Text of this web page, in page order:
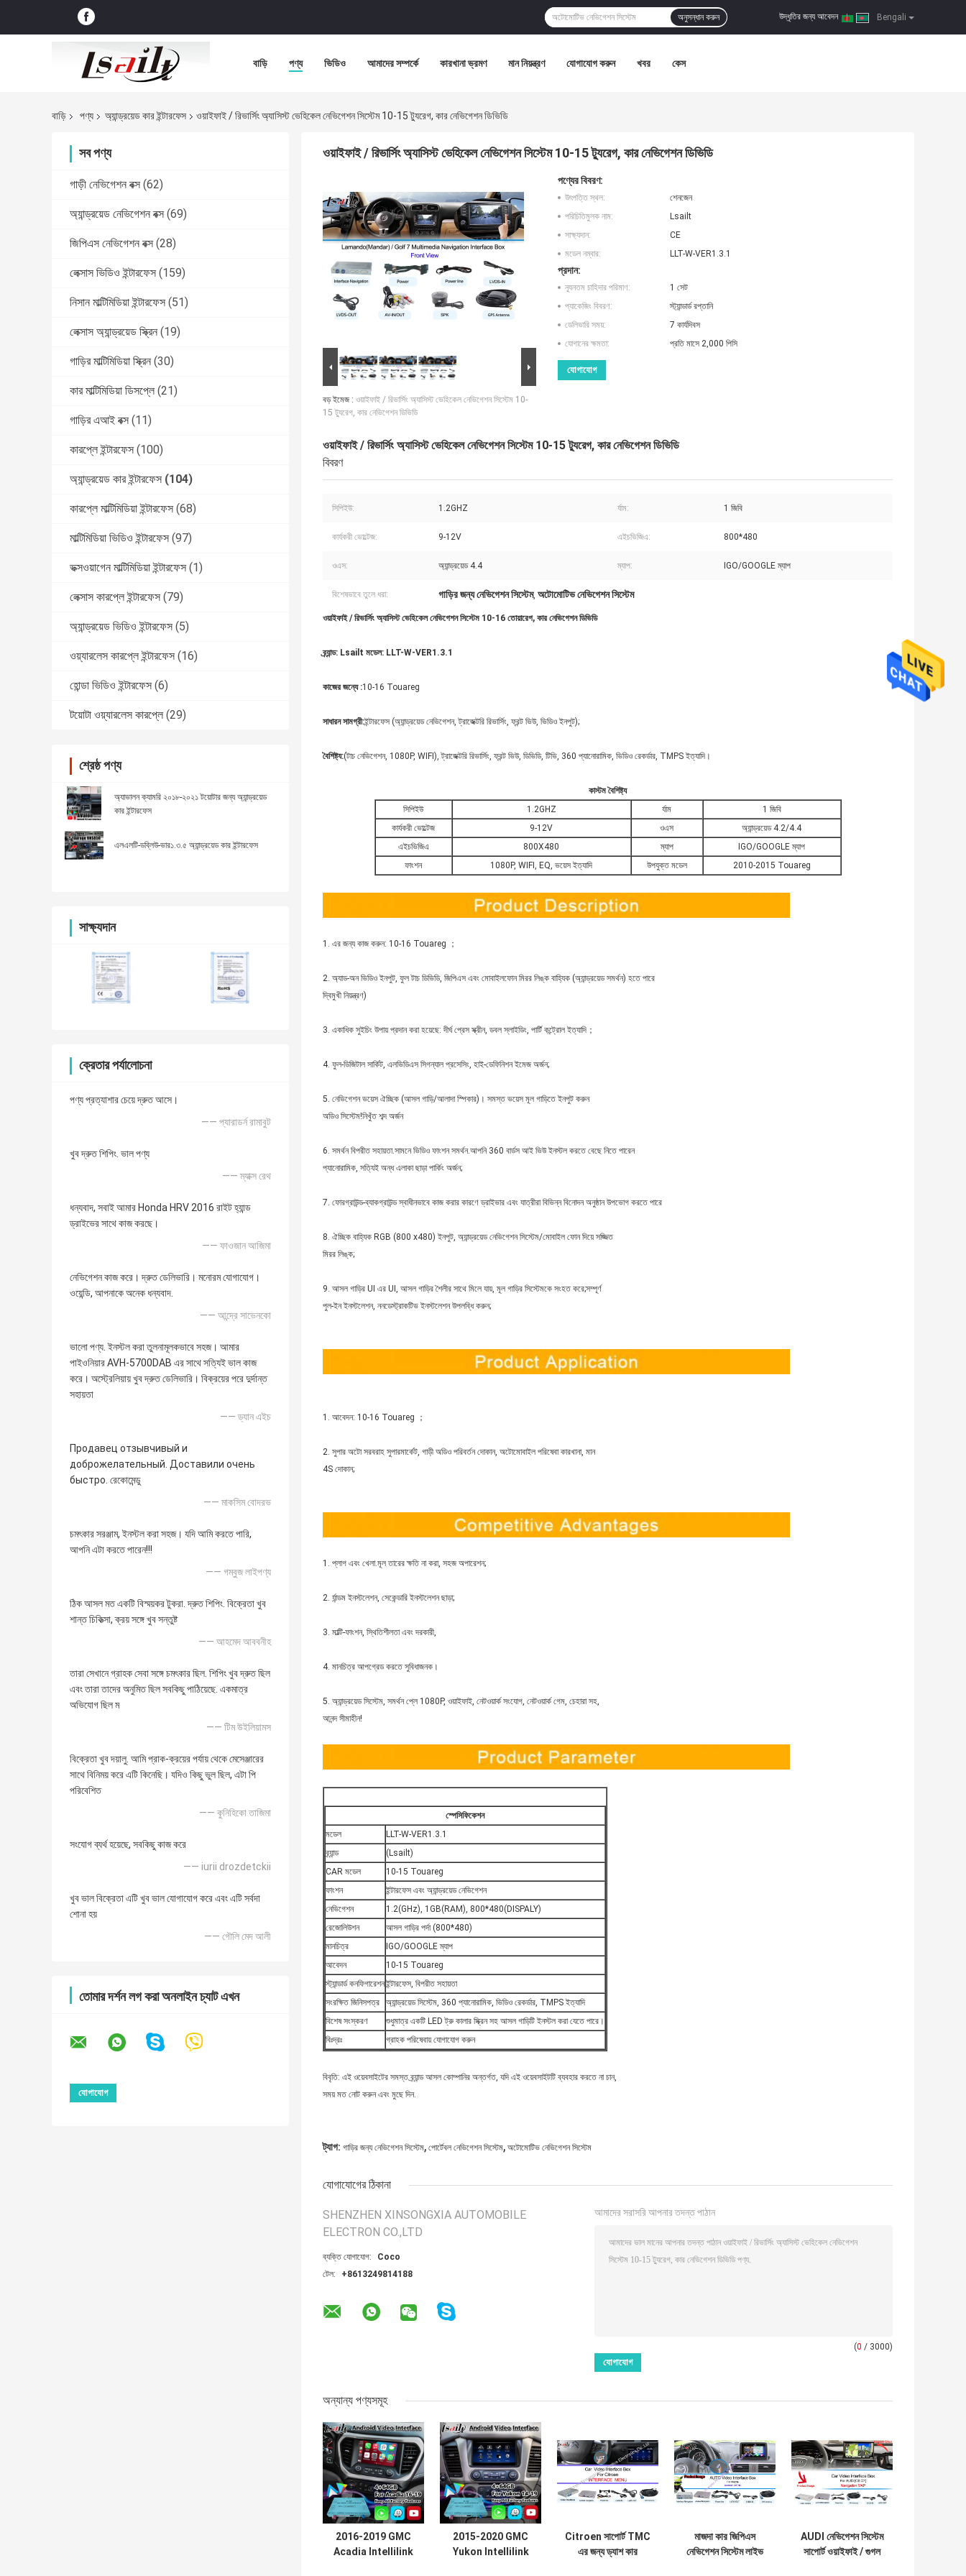
Bengali
উদ্ধৃতির জন্য আবেদন |
অনুসন্ধান করুন
বাড়ি পণ্য ভিডিও আমাদের সম্পর্কে কারখানা ভ্রমণ মান নিয়ন্ত্রণ যোগাযোগ করুন খবর কেস
বাড়ি পণ্য অ্যান্ড্রয়েড কার ইন্টারফেস ওয়াইফাই / রিভার্সিং অ্যাসিস্ট ভেহিকেল নেভিগেশন সিস্টেম 10-15 ট্যুরেগ, কার নেভিগেশন ডিভিডি
সব পণ্য
গাড়ী নেভিগেশন বক্স (62)
অ্যান্ড্রয়েড নেভিগেশন বক্স (69)
জিপিএস নেভিগেশন বক্স (28)
লেক্সাস ভিডিও ইন্টারফেস (159)
নিসান মাল্টিমিডিয়া ইন্টারফেস (51)
লেক্সাস অ্যান্ড্রয়েড স্ক্রিন (19)
গাড়ির মাল্টিমিডিয়া স্ক্রিন (30)
কার মাল্টিমিডিয়া ডিসপ্লে (21)
গাড়ির এআই বক্স (11)
কারপ্লে ইন্টারফেস (100)
অ্যান্ড্রয়েড কার ইন্টারফেস (104)
কারপ্লে মাল্টিমিডিয়া ইন্টারফেস (68)
মাল্টিমিডিয়া ভিডিও ইন্টারফেস (97)
ভক্সওয়াগেন মাল্টিমিডিয়া ইন্টারফেস (1)
লেক্সাস কারপ্লে ইন্টারফেস (79)
অ্যান্ড্রয়েড ভিডিও ইন্টারফেস (5)
ওয়্যারলেস কারপ্লে ইন্টারফেস (16)
হোন্ডা ভিডিও ইন্টারফেস (6)
টয়োটা ওয়্যারলেস কারপ্লে (29)
শ্রেষ্ঠ পণ্য
অ্যাভালন ক্যামরি ২০১৮-২০২১ টয়োটার জন্য অ্যান্ড্রয়েড
কার ইন্টারফেস
এলএলটি-ডব্লিউ-ভার১.৩.৫ অ্যান্ড্রয়েড কার ইন্টারফেস
সাক্ষ্যদান
ক্রেতার পর্যালোচনা
পণ্য প্রত্যাশার চেয়ে দ্রুত আসে।
—— প্যারাডর্ন রামাবুট
খুব দ্রুত শিপিং. ভাল পণ্য
—— ম্যাক্স রেথ
ধন্যবাদ, সবাই আমার Honda HRV 2016 রাইট হ্যান্ড
ড্রাইভের সাথে কাজ করছে।
—— ফাওজান আজিমা
নেভিগেশন কাজ করে। দ্রুত ডেলিভারি। মনোরম যোগাযোগ।
ওয়েন্ডি, আপনাকে অনেক ধন্যবাদ.
—— আন্দ্রে সাভেনকো
ভালো পণ্য. ইনস্টল করা তুলনামূলকভাবে সহজ। আমার
পাইওনিয়ার AVH-5700DAB এর সাথে সত্যিই ভাল কাজ
করে। অস্ট্রেলিয়ায় খুব দ্রুত ডেলিভারি। বিক্রয়ের পরে দুর্দান্ত
সহায়তা
—— ড্যান এইচ
Продавец отзывчивый и
доброжелательный. Доставили очень
быстро. রেকোমেন্ডু
—— মাকসিম বোদরভ
চমৎকার সরঞ্জাম, ইনস্টল করা সহজ। যদি আমি করতে পারি,
আপনি এটা করতে পারেন!!!
—— গম্বুজ লাইপণ্য
ঠিক আসল মত একটি বিস্ময়কর টুকরা. দ্রুত শিপিং. বিক্রেতা খুব
শান্ত চিকিত্সা, ক্রয় সঙ্গে খুব সন্তুষ্ট
—— আহমেদ আববনীহ
তারা সেখানে গ্রাহক সেবা সঙ্গে চমৎকার ছিল. শিপিং খুব দ্রুত ছিল
এবং তারা তাদের অনুমিত ছিল সবকিছু পাঠিয়েছে. একমাত্র
অভিযোগ ছিল ম
—— টিম উইলিয়ামস
বিক্রেতা খুব দয়ালু. আমি প্রাক-ক্রয়ের পর্যায় থেকে মেসেঞ্জারের
সাথে বিনিময় করে এটি কিনেছি। যদিও কিছু ভুল ছিল, এটা পি
পরিবেশিত
—— কুনিহিকো তাজিমা
সংযোগ ব্যর্থ হয়েছে, সবকিছু কাজ করে
—— iurii drozdetckii
খুব ভাল বিক্রেতা এটি খুব ভাল যোগাযোগ করে এবং এটি সর্বদা
শোনা হয়
—— গৌলি মেদ আলী
তোমার দর্শন লগ করা অনলাইন চ্যাট এখন
ওয়াইফাই / রিভার্সিং অ্যাসিস্ট ভেহিকেল নেভিগেশন সিস্টেম 10-15 ট্যুরেগ, কার নেভিগেশন ডিভিডি
বড় ইমেজ : ওয়াইফাই / রিভার্সিং অ্যাসিস্ট ভেহিকেল নেভিগেশন সিস্টেম 10-
15 ট্যুরেগ, কার নেভিগেশন ডিভিডি
পণ্যের বিবরণ:
উৎপত্তি স্থল:
শেনজেন
পরিচিতিমুলক নাম:
Lsailt
সাক্ষ্যদান:
CE
মডেল নম্বার:
LLT-W-VER1.3.1
প্রদান:
ন্যূনতম চাহিদার পরিমাণ:
1 সেট
প্যাকেজিং বিবরণ:
স্ট্যান্ডার্ড রপ্তানি
ডেলিভারি সময়:
7 কার্যদিবস
যোগানের ক্ষমতা:
প্রতি মাসে 2,000 পিসি
যোগাযোগ
ওয়াইফাই / রিভার্সিং অ্যাসিস্ট ভেহিকেল নেভিগেশন সিস্টেম 10-15 ট্যুরেগ, কার নেভিগেশন ডিভিডি
বিবরণ
সিপিইউ: 1.2GHZ র্যাম: 1 জিবি
কার্যকরী ভোল্টেজ: 9-12V এইচভিজিএ: 800*480
ওএস: অ্যান্ড্রয়েড 4.4 ম্যাপ: IGO/GOOGLE ম্যাপ
বিশেষভাবে তুলে ধরা: গাড়ির জন্য নেভিগেশন সিস্টেম, অটোমোটিভ নেভিগেশন সিস্টেম
ওয়াইফাই / রিভার্সিং অ্যাসিস্ট ভেহিকেল নেভিগেশন সিস্টেম 10-16 তোয়ারেগ, কার নেভিগেশন ডিভিডি
ব্র্যান্ড: Lsailt মডেল: LLT-W-VER1.3.1
কাজের জন্যে :10-16 Touareg
সাধারন সামগ্রী:ইন্টারফেস (অ্যান্ড্রয়েড নেভিগেশন, ট্রাজেক্টরি রিভার্সিং, ফ্রন্ট ভিউ, ভিডিও ইনপুট);
বৈশিষ্ট্য:(টাচ নেভিগেশন, 1080P, WIFI), ট্রাজেক্টরি রিভার্সিং, ফ্রন্ট ভিউ, ডিভিডি, টিভি, 360 প্যানোরামিক, ভিডিও রেকর্ডার, TMPS ইত্যাদি।
কাস্টম বৈশিষ্ট্য
সিপিইউ
1.2GHZ র্যাম
1 জিবি
কার্যকরী ভোল্টেজ
9-12V ওএস
অ্যান্ড্রয়েড 4.2/4.4
এইচভিজিএ
800X480 ম্যাপ
IGO/GOOGLE ম্যাপ
ফাংশন
1080P, WIFI, EQ, ভয়েস ইত্যাদি উপযুক্ত মডেল 2010-2015 Touareg
1. এর জন্য কাজ করুন: 10-16 Touareg ；
2. অ্যাড-অন ভিডিও ইনপুট, ফুল টাচ ডিভিডি, জিপিএস এবং মোবাইলফোন মিরর লিঙ্ক বাহ্যিক (অ্যান্ড্রয়েড সমর্থন) হতে পারে
দ্বিমুখী নিয়ন্ত্রণ)
3. একাধিক সুইচিং উপায় প্রদান করা হয়েছে: দীর্ঘ প্রেস স্ক্রীন, ডবল স্লাইডিং, পার্টি কন্ট্রোল ইত্যাদি；
4. ফুল-ডিজিটাল সার্কিট, এলভিডিএস সিগন্যাল প্রসেসিং, হাই-ডেফিনিশন ইমেজ অর্জন;
5. নেভিগেশন ভয়েস ঐচ্ছিক (আসল গাড়ি/আলাদা স্পিকার)। সমস্ত ভয়েস মূল গাড়িতে ইনপুট করুন
অডিও সিস্টেম!নিখুঁত শব্দ অর্জন
6. সমর্থন বিপরীত সহায়তা.সামনে ভিডিও ফাংশন সমর্থন.আপনি 360 বার্ডস আই ভিউ ইনস্টল করতে বেছে নিতে পারেন
প্যানোরামিক, সত্যিই অন্ধ এলাকা ছাড়া পার্কিং অর্জন;
7. ফোরগ্রাউন্ড-ব্যাকগ্রাউন্ড স্বাধীনভাবে কাজ করার কারণে ড্রাইভার এবং যাত্রীরা বিভিন্ন বিনোদন অনুষ্ঠান উপভোগ করতে পারে
8. ঐচ্ছিক বাহ্যিক RGB (800 x480) ইনপুট, অ্যান্ড্রয়েড নেভিগেশন সিস্টেম/মোবাইল ফোন দিয়ে সজ্জিত
মিরর লিঙ্ক;
9. আসল গাড়ির UI এর UI, আসল গাড়ির শৈলীর সাথে মিলে যায়, মূল গাড়ির সিস্টেমকে সংহত করে;সম্পূর্ণ
পুল-ইন ইনস্টলেশন, ননডেস্ট্রাকটিভ ইনস্টলেশন উপলব্ধি করুন;
1. আবেদন: 10-16 Touareg ；
2. সুপার অটো সরবরাহ সুপারমার্কেট, গাড়ী অডিও পরিবর্তন দোকান, অটোমোবাইল পরিষেবা কারখানা, মান
4S দোকান;
1. প্লাগ এবং খেলা.মূল তারের ক্ষতি না করা, সহজ অপারেশন;
2. র্যান্ডম ইনস্টলেশন, সেকেন্ডারি ইনস্টলেশন ছাড়া;
3. মাল্টি-ফাংশন, স্থিতিশীলতা এবং দরকারী,
4. মানচিত্র আপগ্রেড করতে সুবিধাজনক।
5. অ্যান্ড্রয়েড সিস্টেম, সমর্থন প্লে 1080P, ওয়াইফাই, নেটওয়ার্ক সংযোগ, নেটওয়ার্ক গেম, চেহারা সহ,
আনন্দ সীমাহীন!
স্পেসিফিকেশন
মডেল
LLT-W-VER1.3.1
ব্র্যান্ড
(Lsailt)
CAR মডেল
10-15 Touareg
ফাংশন
ইন্টারফেস এবং অ্যান্ড্রয়েড নেভিগেশন
নেভিগেশন
1.2(GHz), 1GB(RAM), 800*480(DISPALY)
রেজোলিউশন
আসল গাড়ির পর্দা (800*480)
মানচিত্র
IGO/GOOGLE ম্যাপ
আবেদন
10-15 Touareg
স্ট্যান্ডার্ড কনফিগারেশনইন্টারফেস, বিপরীত সহায়তা
সংরক্ষিত জিনিসপত্র
অ্যান্ড্রয়েড সিস্টেম, 360 প্যানোরামিক, ভিডিও রেকর্ডার, TMPS ইত্যাদি
বিশেষ সংস্করণ
শুধুমাত্র একটি LED ট্রু কালার স্ক্রিন সহ আসল গাড়িটি ইনস্টল করা যেতে পারে।
বিঃদ্রঃ
গ্রাহক পরিষেবায় যোগাযোগ করুন
বিবৃতি: এই ওয়েবসাইটের সমস্ত ব্র্যান্ড আসল কোম্পানির অন্তর্গত, যদি এই ওয়েবসাইটটি ব্যবহার করতে না চান,
সময় মত নোট করুন এবং মুছে দিন.
ট্যাগ: গাড়ির জন্য নেভিগেশন সিস্টেম, পোর্টেবল নেভিগেশন সিস্টেম, অটোমোটিভ নেভিগেশন সিস্টেম
যোগাযোগের ঠিকানা
SHENZHEN XINSONGXIA AUTOMOBILE
ELECTRON CO.,LTD
ব্যক্তি যোগাযোগ:
Coco
টেল:
+8613249814188
আমাদের সরাসরি আপনার তদন্ত পাঠান
(0 / 3000)
অন্যান্য পণ্যসমূহ
2016-2019 GMC
Acadia Intellilink
2015-2020 GMC
Yukon Intellilink
Citroen সাপোর্ট TMC
এর জন্য ড্যাশ কার
মাজদা কার জিপিএস
নেভিগেশন সিস্টেম লাইভ
AUDI নেভিগেশন সিস্টেম
সাপোর্ট ওয়াইফাই / গুগল